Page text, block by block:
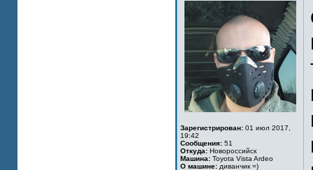
Зарегистрирован: 01 июл 2017,
19:42
Сообщения: 51
Откуда: Новороссийск
Машина: Toyota Vista Ardeo
О машине: диванчик =)